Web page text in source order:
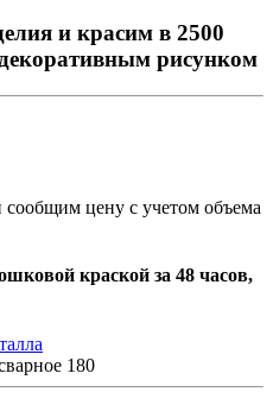
и красим в 2500
рисунком
цену с учетом объема
краской за 48 часов,
180